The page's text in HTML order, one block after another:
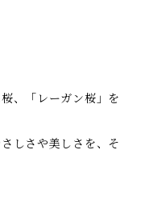
、「レーガン桜」を
しさや美しさを、そ